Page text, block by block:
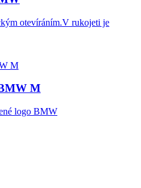
otevíráním.V rukojeti je
M
logo BMW